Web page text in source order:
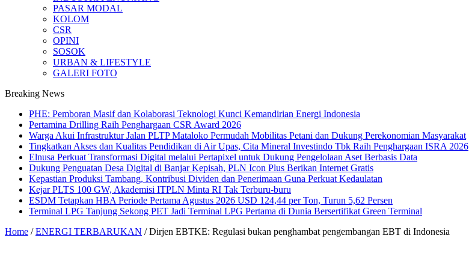
PASAR MODAL
KOLOM
CSR
OPINI
SOSOK
URBAN & LIFESTYLE
GALERI FOTO
Breaking News
PHE: Pemboran Masif dan Kolaborasi Teknologi Kunci Kemandirian Energi Indonesia
Pertamina Drilling Raih Penghargaan CSR Award 2026
Warga Akui Infrastruktur Jalan PLTP Mataloko Permudah Mobilitas Petani dan Dukung Perekonomian Masyarakat
Tingkatkan Akses dan Kualitas Pendidikan di Air Upas, Cita Mineral Investindo Tbk Raih Penghargaan ISRA 2026
Elnusa Perkuat Transformasi Digital melalui Pertapixel untuk Dukung Pengelolaan Aset Berbasis Data
Dukung Penguatan Desa Digital di Banjar Kepisah, PLN Icon Plus Berikan Internet Gratis
Kepastian Produksi Tambang, Kontribusi Dividen dan Penerimaan Guna Perkuat Kedaulatan
Kejar PLTS 100 GW, Akademisi ITPLN Minta RI Tak Terburu-buru
ESDM Tetapkan HBA Periode Pertama Agustus 2026 USD 124,44 per Ton, Turun 5,62 Persen
Terminal LPG Tanjung Sekong PET Jadi Terminal LPG Pertama di Dunia Bersertifikat Green Terminal
Home / ENERGI TERBARUKAN / Dirjen EBTKE: Regulasi bukan penghambat pengembangan EBT di Indonesia